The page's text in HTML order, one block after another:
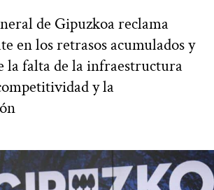
de Gipuzkoa reclama
en los retrasos acumulados y
la falta de la infraestructura
y la